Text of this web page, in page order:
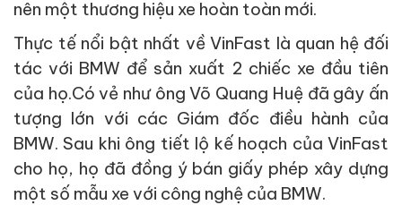
nên một thương hiệu xe hoàn toàn mới.
Thực tế nổi bật nhất về VinFast là quan hệ đối
tác với BMW để sản xuất 2 chiếc xe đầu tiên
của họ.Có vẻ như ông Võ Quang Huệ đã gây ấn
tượng lớn với các Giám đốc điều hành của
BMW. Sau khi ông tiết lộ kế hoạch của VinFast
cho họ, họ đã đồng ý bán giấy phép xây dựng
một số mẫu xe với công nghệ của BMW.